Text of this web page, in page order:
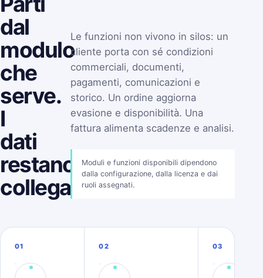
dal
modulo
che
serve.
I
dati
restano
collegati.
Le funzioni non vivono in silos: un
cliente porta con sé condizioni
commerciali, documenti,
pagamenti, comunicazioni e
storico. Un ordine aggiorna
evasione e disponibilità. Una
fattura alimenta scadenze e analisi.
Moduli e funzioni disponibili dipendono
dalla configurazione, dalla licenza e dai
ruoli assegnati.
01 02 03